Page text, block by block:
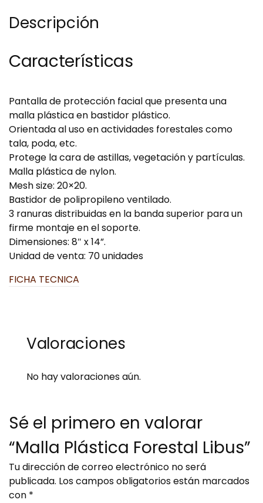
Descripción
Características
Pantalla de protección facial que presenta una
malla plástica en bastidor plástico.
Orientada al uso en actividades forestales como
tala, poda, etc.
Protege la cara de astillas, vegetación y partículas.
Malla plástica de nylon.
Mesh size: 20×20.
Bastidor de polipropileno ventilado.
3 ranuras distribuidas en la banda superior para un
firme montaje en el soporte.
Dimensiones: 8″ x 14”.
Unidad de venta: 70 unidades
FICHA TECNICA
Valoraciones
No hay valoraciones aún.
Sé el primero en valorar
“Malla Plástica Forestal Libus”
Tu dirección de correo electrónico no será
publicada. Los campos obligatorios están marcados
con *